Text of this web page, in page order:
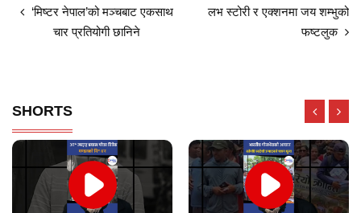
‘मिष्टर नेपाल’को मञ्चबाट एकसाथ
चार प्रतियोगी छानिने
लभ स्टोरी र एक्शनमा जय शम्भुको
फष्टलुक
SHORTS